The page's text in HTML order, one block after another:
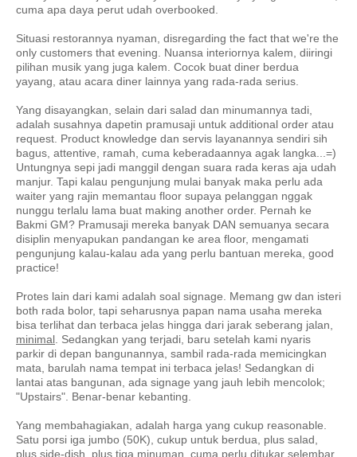
cuma apa daya perut udah overbooked.
Situasi restorannya nyaman, disregarding the fact that we're the
only customers that evening. Nuansa interiornya kalem, diiringi
pilihan musik yang juga kalem. Cocok buat diner berdua
yayang, atau acara diner lainnya yang rada-rada serius.
Yang disayangkan, selain dari salad dan minumannya tadi,
adalah susahnya dapetin pramusaji untuk additional order atau
request. Product knowledge dan servis layanannya sendiri sih
bagus, attentive, ramah, cuma keberadaannya agak langka...=)
Untungnya sepi jadi manggil dengan suara rada keras aja udah
manjur. Tapi kalau pengunjung mulai banyak maka perlu ada
waiter yang rajin memantau floor supaya pelanggan nggak
nunggu terlalu lama buat making another order. Pernah ke
Bakmi GM? Pramusaji mereka banyak DAN semuanya secara
disiplin menyapukan pandangan ke area floor, mengamati
pengunjung kalau-kalau ada yang perlu bantuan mereka, good
practice!
Protes lain dari kami adalah soal signage. Memang gw dan isteri
both rada bolor, tapi seharusnya papan nama usaha mereka
bisa terlihat dan terbaca jelas hingga dari jarak seberang jalan,
minimal . Sedangkan yang terjadi, baru setelah kami nyaris
parkir di depan bangunannya, sambil rada-rada memicingkan
mata, barulah nama tempat ini terbaca jelas! Sedangkan di
lantai atas bangunan, ada signage yang jauh lebih mencolok;
"Upstairs". Benar-benar kebanting.
Yang membahagiakan, adalah harga yang cukup reasonable.
Satu porsi iga jumbo (50K), cukup untuk berdua, plus salad,
plus side-dish, plus tiga minuman, cuma perlu ditukar selembar